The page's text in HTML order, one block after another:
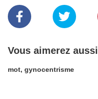
Vous aimerez aussi
mot, gynocentrisme